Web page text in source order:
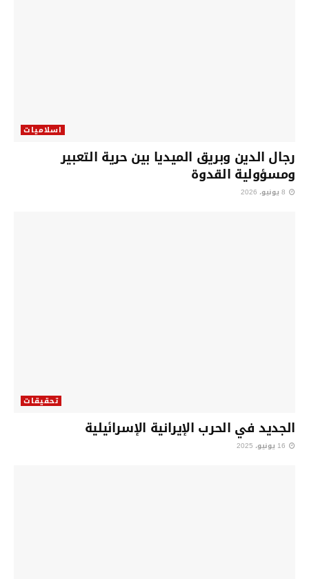
اسلاميات
رجال الدين وبريق الميديا بين حرية التعبير
ومسؤولية القدوة
تحقيقات
الجديد في الحرب الإيرانية الإسرائيلية